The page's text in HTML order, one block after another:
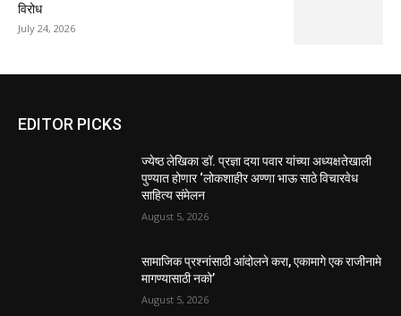
विरोध
July 24, 2026
EDITOR PICKS
ज्येष्ठ लेखिका डॉ. प्रज्ञा दया पवार यांच्या अध्यक्षतेखाली
पुण्यात होणार ‘लोकशाहीर अण्णा भाऊ साठे विचारवेध
साहित्य संमेलन
August 5, 2026
सामाजिक प्रश्नांसाठी आंदोलने करा, एकामागे एक राजीनामे
मागण्यासाठी नको’
August 5, 2026